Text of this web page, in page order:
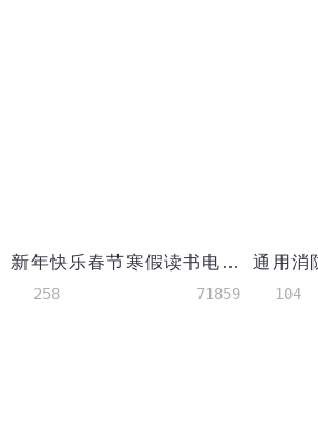
新年快乐春节寒假读书电子小报Word模板
258 71859 104